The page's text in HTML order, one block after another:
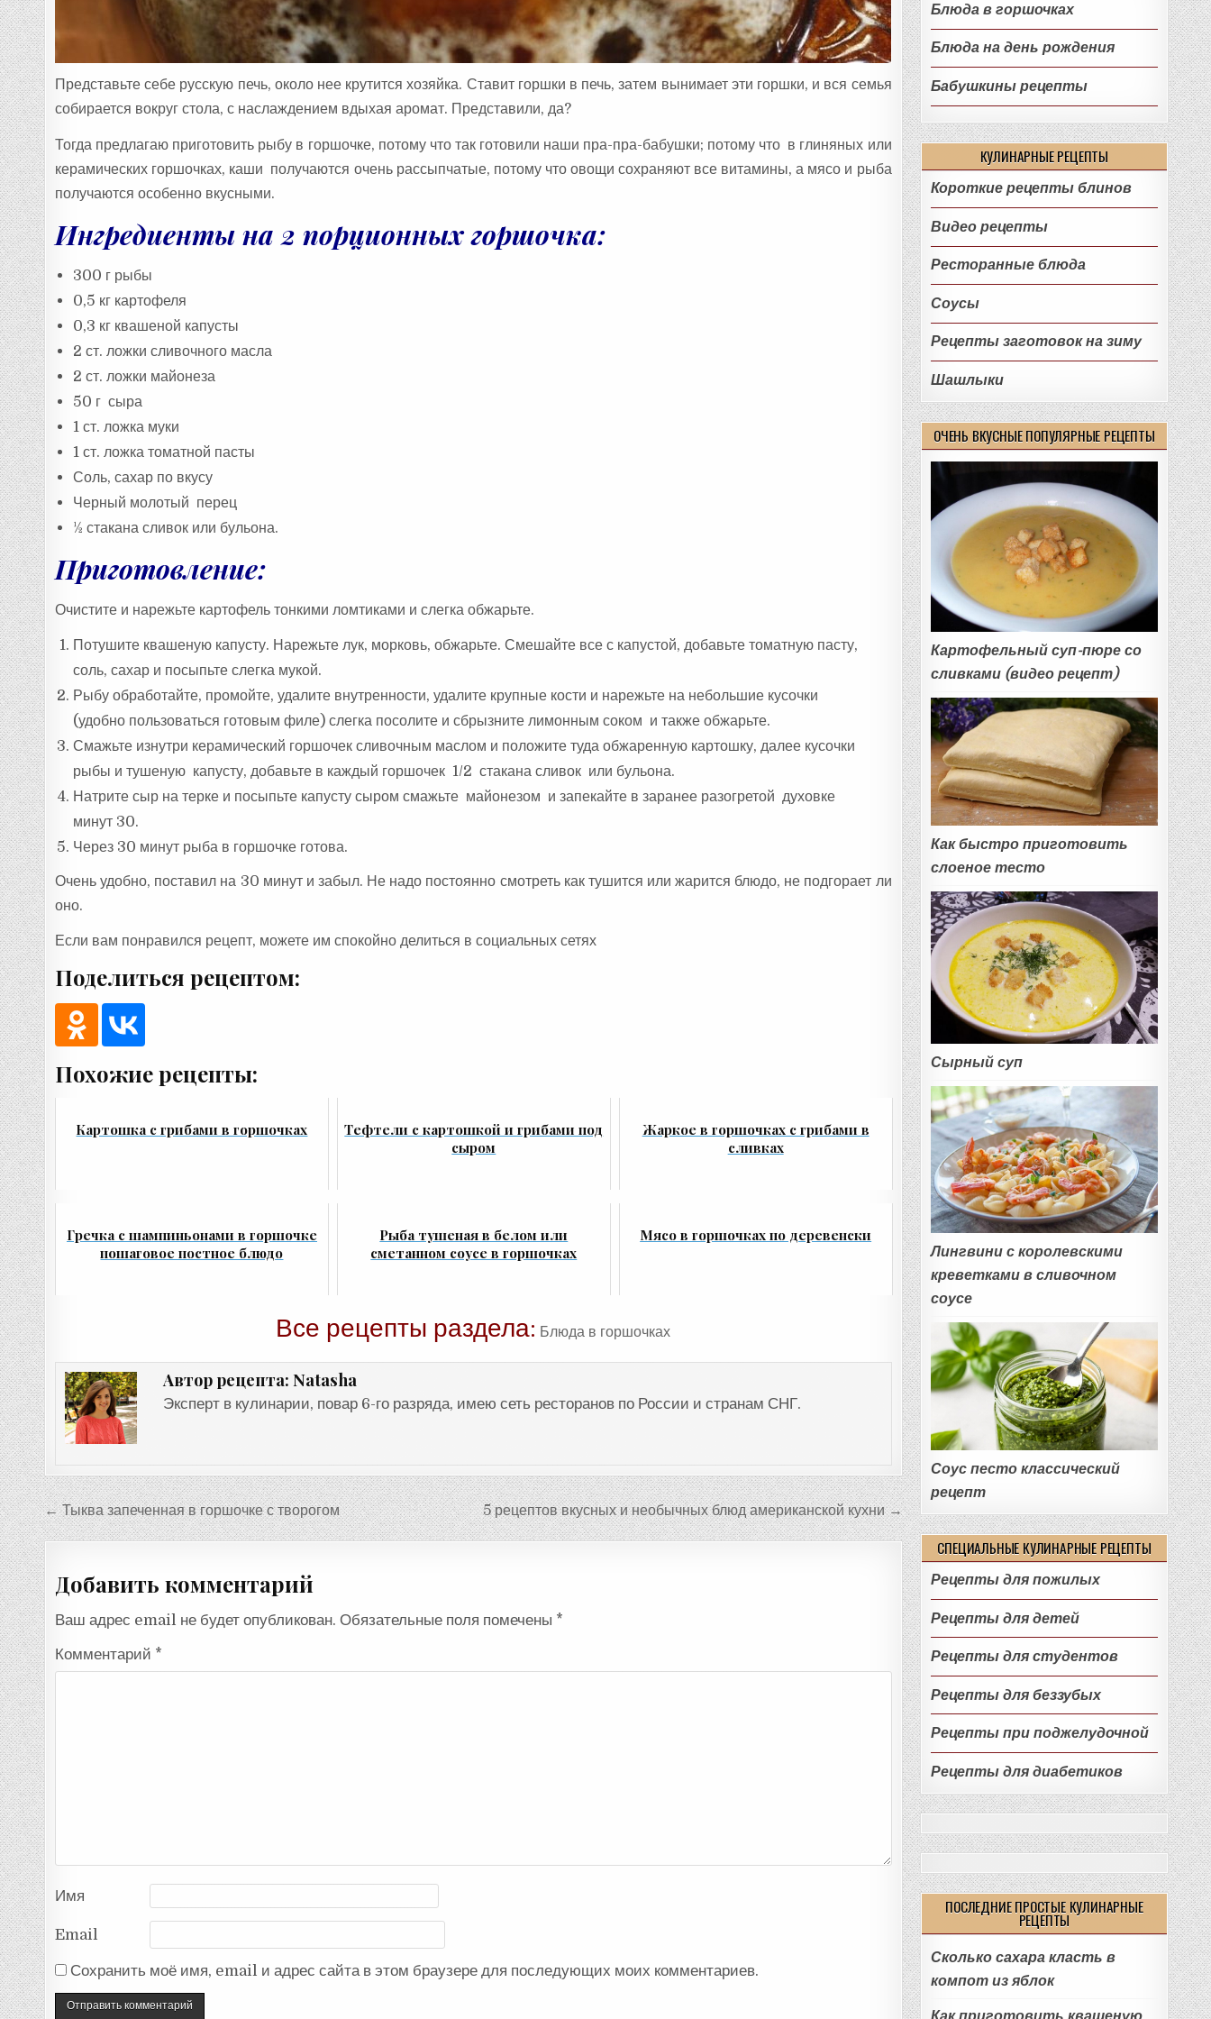
Представьте себе русскую печь, около нее крутится хозяйка. Ставит горшки в печь, затем вынимает эти горшки, и вся семья
собирается вокруг стола, с наслаждением вдыхая аромат. Представили, да?
Тогда предлагаю приготовить рыбу в горшочке, потому что так готовили наши пра-пра-бабушки; потому что в глиняных или
керамических горшочках, каши получаются очень рассыпчатые, потому что овощи сохраняют все витамины, а мясо и рыба
получаются особенно вкусными.
Ингредиенты на 2 порционных горшочка:
300 г рыбы
0,5 кг картофеля
0,3 кг квашеной капусты
2 ст. ложки сливочного масла
2 ст. ложки майонеза
50 г сыра
1 ст. ложка муки
1 ст. ложка томатной пасты
Соль, сахар по вкусу
Черный молотый перец
½ стакана сливок или бульона.
Приготовление:
Очистите и нарежьте картофель тонкими ломтиками и слегка обжарьте.
Потушите квашеную капусту. Нарежьте лук, морковь, обжарьте. Смешайте все с капустой, добавьте томатную пасту,
соль, сахар и посыпьте слегка мукой.
Рыбу обработайте, промойте, удалите внутренности, удалите крупные кости и нарежьте на небольшие кусочки
(удобно пользоваться готовым филе) слегка посолите и сбрызните лимонным соком и также обжарьте.
Смажьте изнутри керамический горшочек сливочным маслом и положите туда обжаренную картошку, далее кусочки
рыбы и тушеную капусту, добавьте в каждый горшочек 1/2 стакана сливок или бульона.
Натрите сыр на терке и посыпьте капусту сыром смажьте майонезом и запекайте в заранее разогретой духовке
минут 30.
Через 30 минут рыба в горшочке готова.
Очень удобно, поставил на 30 минут и забыл. Не надо постоянно смотреть как тушится или жарится блюдо, не подгорает ли
оно.
Если вам понравился рецепт, можете им спокойно делиться в социальных сетях
Поделиться рецептом:
Похожие рецепты:
Картошка с грибами в горшочках
Тефтели с картошкой и грибами под
сыром
Жаркое в горшочках с грибами в
сливках
Гречка с шампиньонами в горшочке
пошаговое постное блюдо
Рыба тушеная в белом или
сметанном соусе в горшочках
Мясо в горшочках по деревенски
Все рецепты раздела: Блюда в горшочках
Автор рецепта: Natasha
Эксперт в кулинарии, повар 6-го разряда, имею сеть ресторанов по России и странам СНГ.
Навигация
по
записям
← Тыква запеченная в горшочке с творогом 5 рецептов вкусных и необычных блюд американской кухни →
Добавить комментарий
Ваш адрес email не будет опубликован. Обязательные поля помечены *
Комментарий *
Имя
Email
Сохранить моё имя, email и адрес сайта в этом браузере для последующих моих комментариев.
Блюда в горшочках
Блюда на день рождения
Бабушкины рецепты
КУЛИНАРНЫЕ РЕЦЕПТЫ
Короткие рецепты блинов
Видео рецепты
Ресторанные блюда
Соусы
Рецепты заготовок на зиму
Шашлыки
ОЧЕНЬ ВКУСНЫЕ ПОПУЛЯРНЫЕ РЕЦЕПТЫ
Картофельный суп-пюре со
сливками (видео рецепт)
Как быстро приготовить
слоеное тесто
Сырный суп
Лингвини с королевскими
креветками в сливочном
соусе
Соус песто классический
рецепт
СПЕЦИАЛЬНЫЕ КУЛИНАРНЫЕ РЕЦЕПТЫ
Рецепты для пожилых
Рецепты для детей
Рецепты для студентов
Рецепты для беззубых
Рецепты при поджелудочной
Рецепты для диабетиков
ПОСЛЕДНИЕ ПРОСТЫЕ КУЛИНАРНЫЕ
РЕЦЕПТЫ
Сколько сахара класть в
компот из яблок